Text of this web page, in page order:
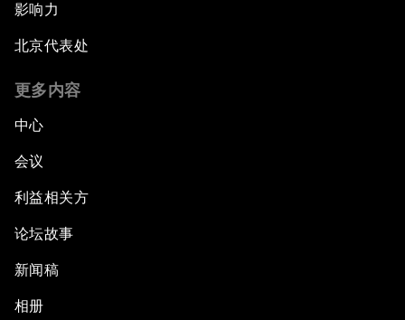
影响力
北京代表处
更多内容
中心
会议
利益相关方
论坛故事
新闻稿
相册